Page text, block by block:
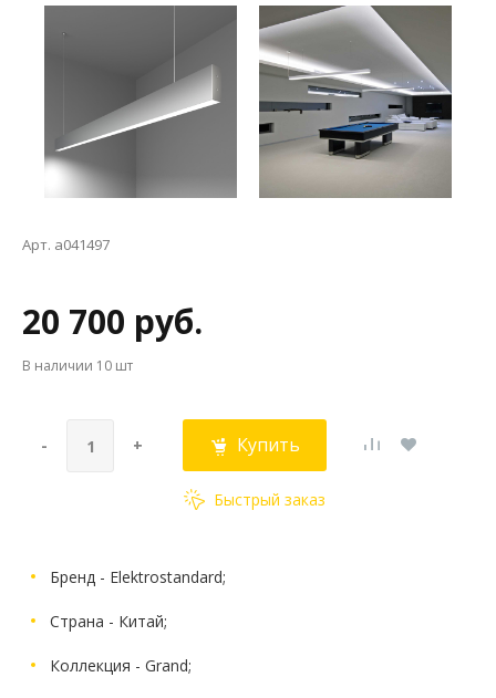
Арт. a041497
20 700 руб.
В наличии 10 шт
- + Купить
Быстрый заказ
Бренд - Elektrostandard;
Страна - Китай;
Коллекция - Grand;